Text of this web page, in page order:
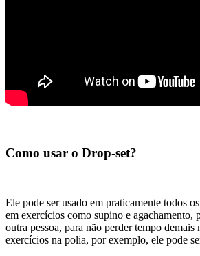
Como usar o Drop-set?
Ele pode ser usado em praticamente todos
em exercícios como supino e agachamento,
outra pessoa, para não perder tempo demais
exercícios na polia, por exemplo, ele pode